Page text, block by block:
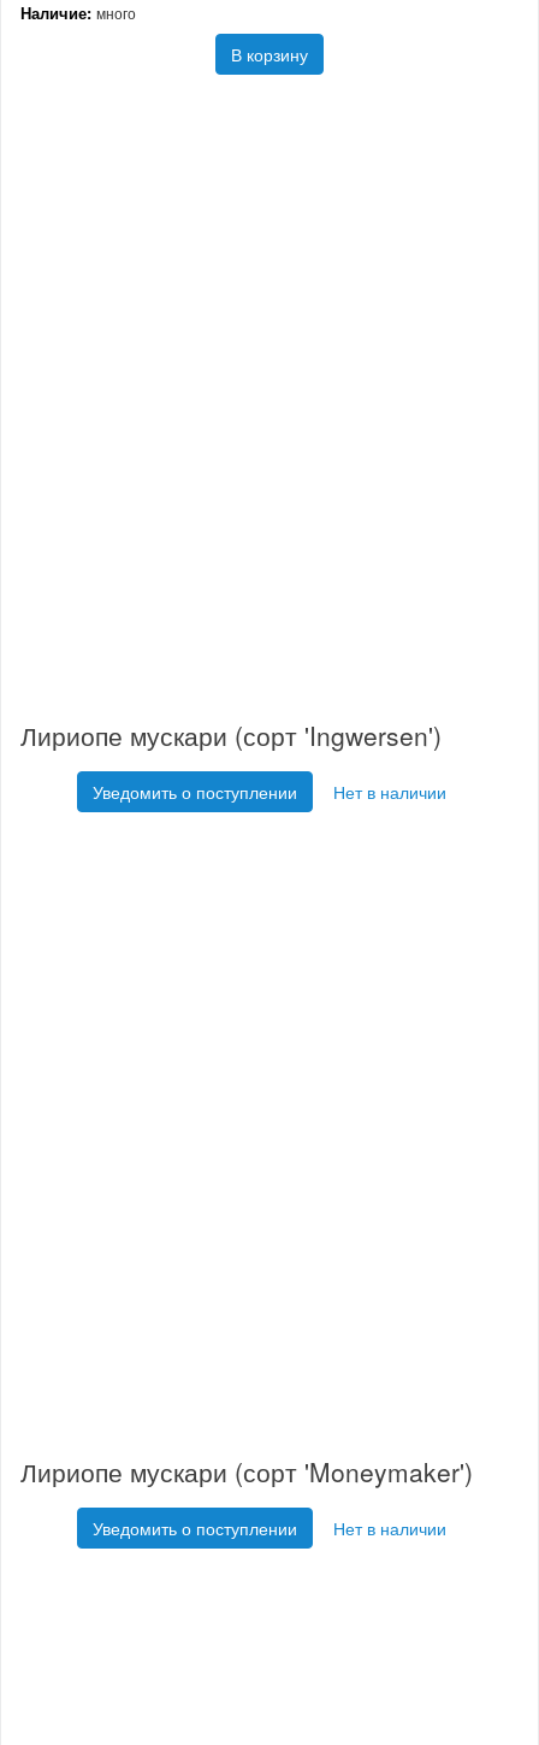
Наличие: много
В корзину
Лириопе мускари (сорт 'Ingwersen')
Уведомить о поступлении Нет в наличии
Лириопе мускари (сорт 'Moneymaker')
Уведомить о поступлении Нет в наличии